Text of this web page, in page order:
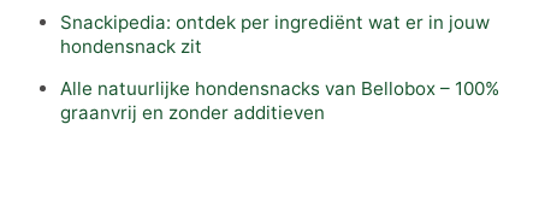
Snackipedia: ontdek per ingrediënt wat er in jouw
hondensnack zit
Alle natuurlijke hondensnacks van Bellobox – 100%
graanvrij en zonder additieven